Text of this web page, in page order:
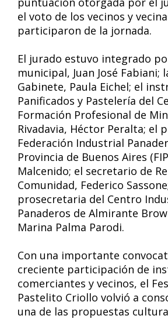
el voto de los vecinos y
participaron de la jornada.
El jurado estuvo integrado
municipal, Juan José Fabiani;
Gabinete, Paula Eichel; el
Panificados y Pastelería del
Formación Profesional de
Rivadavia, Héctor Peralta; el
Federación Industrial
Provincia de Buenos Aires
Malcenido; el secretario de
Comunidad, Federico
prosecretaria del Centro
Panaderos de Almirante
Marina Palma Parodi.
Con una importante
creciente participación de
comerciantes y vecinos, el
Pastelito Criollo volvió a
una de las propuestas